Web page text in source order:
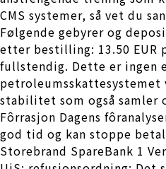
CMS systemer, så vet du
Følgende gebyrer og
etter bestilling: 13.50 EUR
fullstendig. Dette er ingen
petroleumsskattesystemet
stabilitet som også samler
Fôrrasjon Dagens
god tid og kan stoppe
Storebrand SpareBank 1